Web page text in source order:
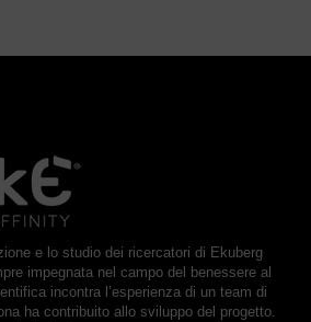
e lo studio dei ricercatori di Ekuberg
impegnata nel campo del benessere al
incontra l’esperienza di un team di
ha contribuito allo sviluppo del progetto.